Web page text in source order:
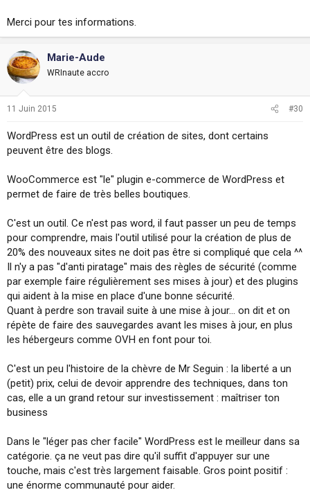
Merci pour tes informations.
Marie-Aude
WRInaute accro
11 Juin 2015 #30
WordPress est un outil de création de sites, dont certains
peuvent être des blogs.
WooCommerce est "le" plugin e-commerce de WordPress et
permet de faire de très belles boutiques.
C'est un outil. Ce n'est pas word, il faut passer un peu de temps
pour comprendre, mais l'outil utilisé pour la création de plus de
20% des nouveaux sites ne doit pas être si compliqué que cela ^^
Il n'y a pas "d'anti piratage" mais des règles de sécurité (comme
par exemple faire régulièrement ses mises à jour) et des plugins
qui aident à la mise en place d'une bonne sécurité.
Quant à perdre son travail suite à une mise à jour... on dit et on
répète de faire des sauvegardes avant les mises à jour, en plus
les hébergeurs comme OVH en font pour toi.
C'est un peu l'histoire de la chèvre de Mr Seguin : la liberté a un
(petit) prix, celui de devoir apprendre des techniques, dans ton
cas, elle a un grand retour sur investissement : maîtriser ton
business
Dans le "léger pas cher facile" WordPress est le meilleur dans sa
catégorie. ça ne veut pas dire qu'il suffit d'appuyer sur une
touche, mais c'est très largement faisable. Gros point positif :
une énorme communauté pour aider.